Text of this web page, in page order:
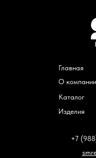
Главная
О компании
Каталог
Изделия
+7